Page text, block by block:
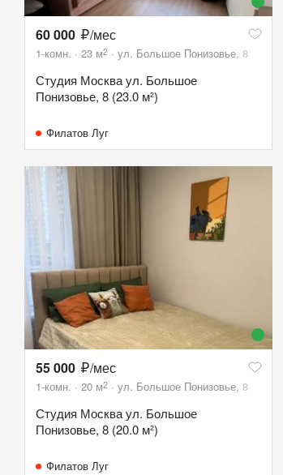
60 000 /мес
1-комн. 23 м2 ул. Большое Понизовье, 8
Студия Москва ул. Большое
Понизовье, 8 (23.0 м²)
Филатов Луг
55 000 /мес
1-комн. 20 м2 ул. Большое Понизовье, 8
Студия Москва ул. Большое
Понизовье, 8 (20.0 м²)
Филатов Луг